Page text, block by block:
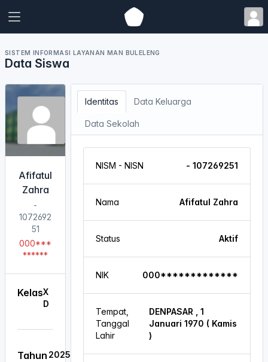
SISTEM INFORMASI LAYANAN MAN BULELENG
Data Siswa
Afifatul
Zahra
-
1072692
51
000***
******
KelasX
D
Tahun 2025
Identitas Data Keluarga
Data Sekolah
NISM - NISN - 107269251
Nama Afifatul Zahra
Status Aktif
NIK 000*************
Tempat,
Tanggal
Lahir
DENPASAR , 1
Januari 1970 ( Kamis
)